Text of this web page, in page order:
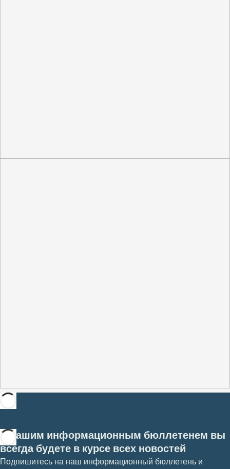
С нашим информационным бюллетенем вы
всегда будете в курсе всех новостей
Подпишитесь на наш информационный бюллетень и